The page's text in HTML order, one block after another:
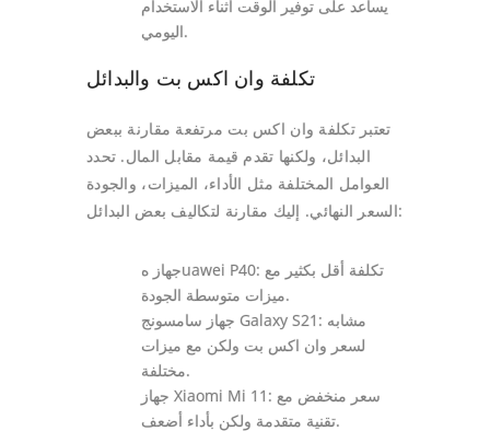
يساعد على توفير الوقت أثناء الاستخدام
اليومي.
تكلفة وان اكس بت والبدائل
تعتبر تكلفة وان اكس بت مرتفعة مقارنة ببعض
البدائل، ولكنها تقدم قيمة مقابل المال. تحدد
العوامل المختلفة مثل الأداء، الميزات، والجودة
السعر النهائي. إليك مقارنة لتكاليف بعض البدائل:
جهاز هuawei P40: تكلفة أقل بكثير مع
ميزات متوسطة الجودة.
جهاز سامسونج Galaxy S21: مشابه
لسعر وان اكس بت ولكن مع ميزات
مختلفة.
جهاز Xiaomi Mi 11: سعر منخفض مع
تقنية متقدمة ولكن بأداء أضعف.